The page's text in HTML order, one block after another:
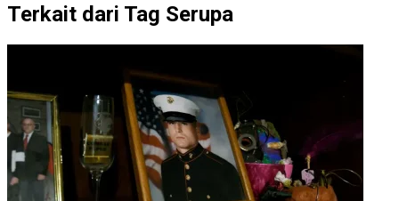
Terkait dari Tag Serupa